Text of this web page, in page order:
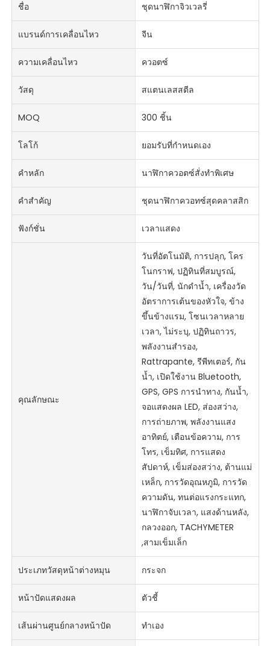
ชื่อ ชุดนาฬิกาจิวเวลรี่
แบรนด์การเคลื่อนไหว จีน
ความเคลื่อนไหว ควอตซ์
วัสดุ สแตนเลสสตีล
MOQ 300 ชิ้น
โลโก้ ยอมรับที่กำหนดเอง
คำหลัก นาฬิกาควอตซ์สั่งทำพิเศษ
คำสำคัญ ชุดนาฬิกาควอทซ์สุดคลาสสิก
ฟังก์ชั่น เวลาแสดง
คุณลักษณะ
วันที่อัตโนมัติ, การปลุก, โคร
โนกราฟ, ปฏิทินที่สมบูรณ์,
วัน/วันที่, นักดำน้ำ, เครื่องวัด
อัตราการเต้นของหัวใจ, ข้าง
ขึ้นข้างแรม, โซนเวลาหลาย
เวลา, ไม่ระบุ, ปฏิทินถาวร,
พลังงานสำรอง,
Rattrapante, รีพีทเตอร์, กัน
น้ำ, เปิดใช้งาน Bluetooth,
GPS, GPS การนำทาง, กันน้ำ,
จอแสดงผล LED, ส่องสว่าง,
การถ่ายภาพ, พลังงานแสง
อาทิตย์, เตือนข้อความ, การ
โทร, เข็มทิศ, การแสดง
สัปดาห์, เข็มส่องสว่าง, ต้านแม่
เหล็ก, การวัดอุณหภูมิ, การวัด
ความดัน, ทนต่อแรงกระแทก,
นาฬิกาจับเวลา, แสงด้านหลัง,
กลวงออก, TACHYMETER
,สามเข็มเล็ก
ประเภทวัสดุหน้าต่างหมุน กระจก
หน้าปัดแสดงผล ตัวชี้
เส้นผ่านศูนย์กลางหน้าปัด ทำเอง